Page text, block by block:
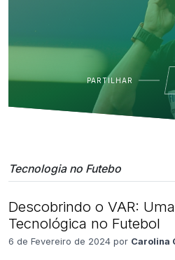
PARTILHAR
Tecnologia no Futebo
Descobrindo o VAR:
Tecnológica no Futebol
6 de Fevereiro de 2024 por Carolina